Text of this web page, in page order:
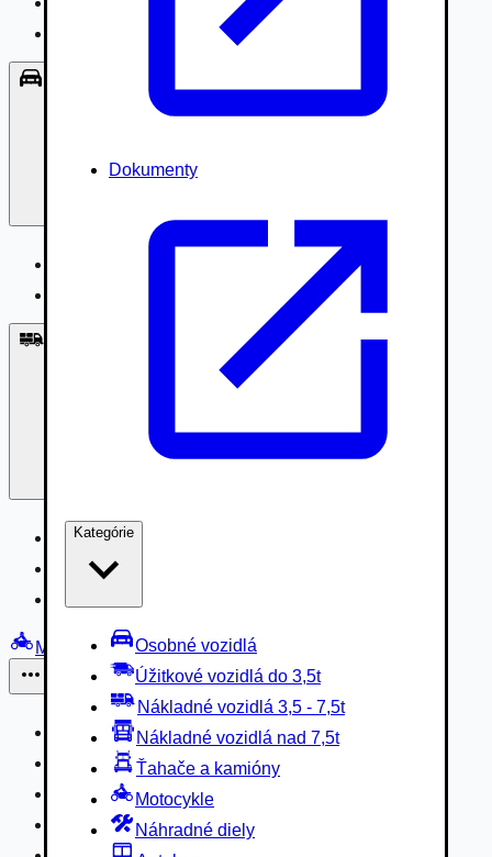
Dokumenty
Kategórie
Osobné vozidlá
Úžitkové vozidlá do 3,5t
Nákladné vozidlá 3,5 - 7,5t
Nákladné vozidlá nad 7,5t
Ťahače a kamióny
Motocykle
Náhradné diely
Príslušenstvo, Oblečenie
Nákladné vozidlá 3,5 - 7,5t
Nákladné vozidlá nad 7,5t
Motocykle
Náhradné diely
Autobusy
Vodné/Snežné skútre, štvorkolky
Obytné prívesy autokaravany / bufety